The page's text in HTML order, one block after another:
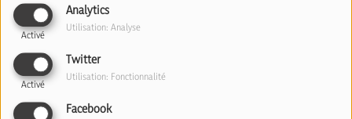
Analytics
Activé
Utilisation: Analyse
Twitter
Activé
Utilisation: Fonctionnalité
Facebook